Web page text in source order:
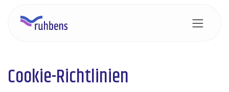
Cookie-Richtlinien